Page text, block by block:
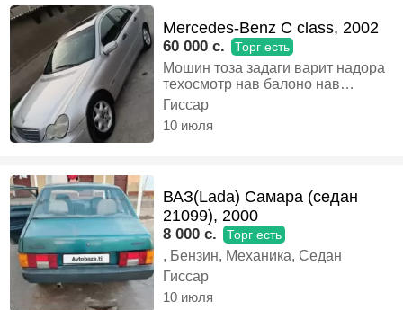
Mercedes-Benz C class, 2002
60 000 c. Торг есть
Мошин тоза задаги варит надора
техосмотр нав балоно нав
аккумулятор нав масла нав
кондиционер ях сидений лифт
хамаш кор мекна алишам
Гиссар
10 июля
ВАЗ(Lada) Самара (седан
21099), 2000
8 000 c. Торг есть
, Бензин, Механика, Седан
Гиссар
10 июля